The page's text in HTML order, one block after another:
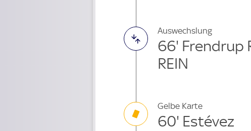
Auswechslung
66' Frendrup
REIN
Gelbe Karte
60' Estévez